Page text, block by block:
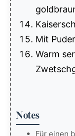
Mit
Warm
Notes
Für einen